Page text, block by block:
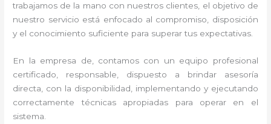
trabajamos de la mano con nuestros clientes, el objetivo de
nuestro servicio está enfocado al compromiso, disposición
y el conocimiento suficiente para superar tus expectativas.
En la empresa de , contamos con un equipo profesional
certificado, responsable, dispuesto a brindar asesoría
directa, con la disponibilidad, implementando y ejecutando
correctamente técnicas apropiadas para operar en el
sistema.